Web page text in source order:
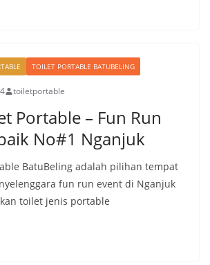
TOILET PORTABLE BATUBELING
toiletportable
Portable – Fun Run
No#1 Nganjuk
BatuBeling adalah pilihan tempat
fun run event di Nganjuk
toilet jenis portable